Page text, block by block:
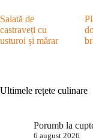
Salată de
castraveți cu
usturoi și mărar
Ultimele rețete culinare
Porumb la
6 august 2026